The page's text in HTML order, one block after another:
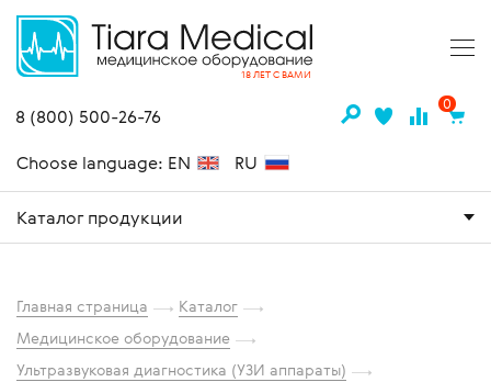
18 ЛЕТ С ВАМИ
8 (800) 500-26-76
0
Choose language: EN RU
Каталог продукции
Главная страница
Каталог
Медицинское оборудование
Ультразвуковая диагностика (УЗИ аппараты)